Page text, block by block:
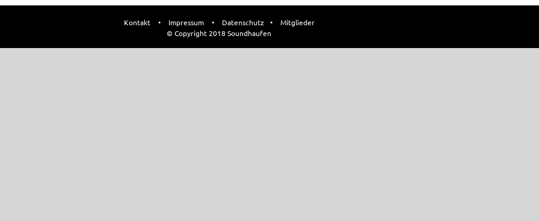
Kontakt • Impressum • Datenschutz •
Mitglieder
© Copyright 2018 Soundhaufen